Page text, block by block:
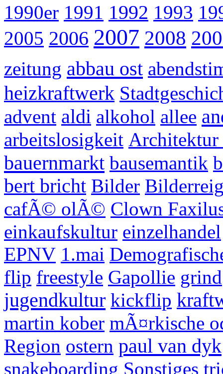
1990er 1991 1992 1993
2005 2006 2007 2008
zeitung abbau ost
heizkraftwerk
advent aldi alkohol allee
arbeitslosigkeit Architektur
bauernmarkt bausemantik
bert bricht Bilder
cafÃ© olÃ© Clown
einkaufskultur einzelhandel
EPNV 1.mai
flip freestyle Gapollie grind
jugendkultur kickflip
martin kober mÃ¤rkische
Region ostern paul van dyk
snakeboarding Sonstiges